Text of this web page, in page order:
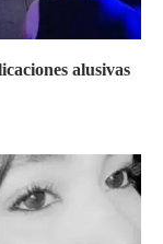
alusivas